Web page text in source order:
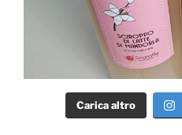
Carica altro